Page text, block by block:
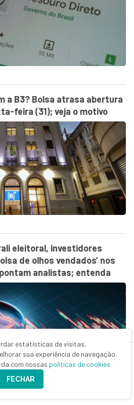
a B3? Bolsa atrasa abertura
feira (31); veja o motivo
eleitoral, investidores
de olhos vendados’ nos
analistas; entenda
estatísticas de visitas,
sua experiência de navegação.
com nossas políticas de cookies
FECHAR